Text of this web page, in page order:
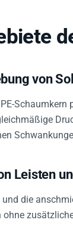
von
Leisten
die